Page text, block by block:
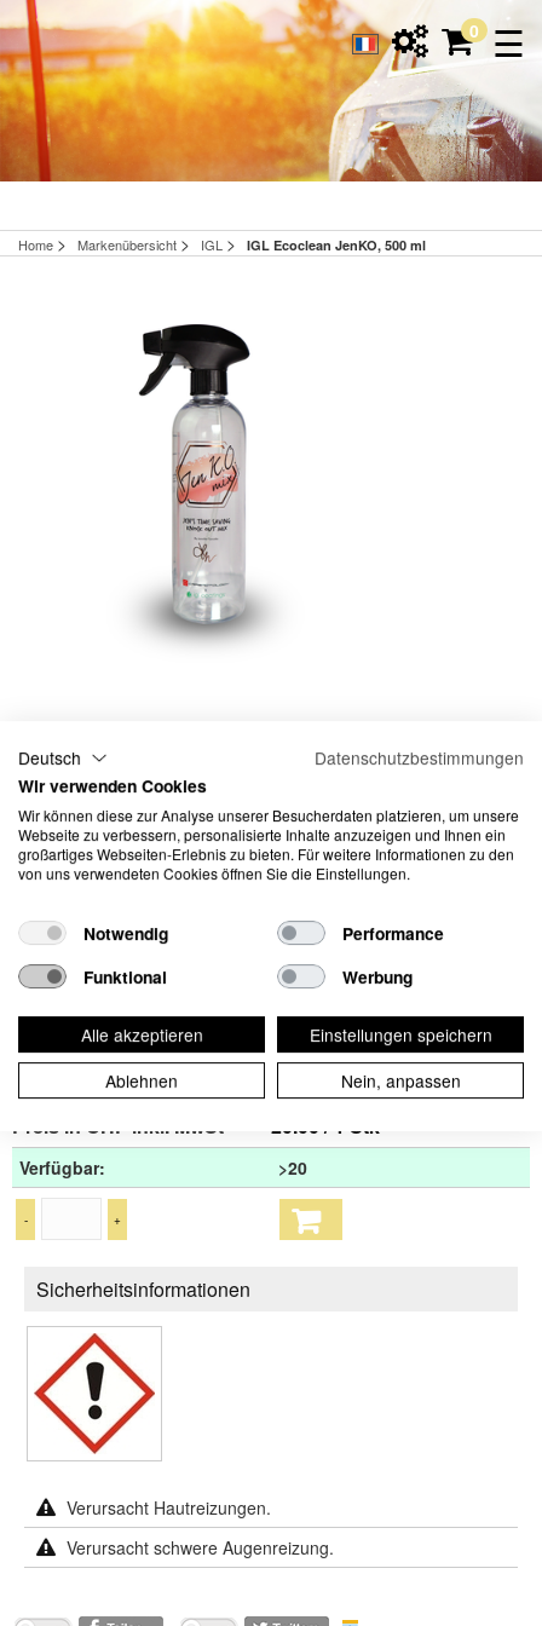
☰
0
Home > Markenübersicht > IGL > IGL Ecoclean JenKO, 500 ml
IGL Ecoclean JenKO, 500
ml
Jen's Knock-Out K.O. Mix wirkt auf fast jeder Oberfläche, um Ihre
wertvollen Besitztümer zu reinigen, zu glänzen und zu schützen.
Flecken und Verunreinigungen zu entfernen und gleichzeitig zu
schützen, um diesen Showroom Glanz zu geben. Schnell und
einfach in der Anwendung macht der Jen K.O. Mix die tägliche
Auspuff, Türverkleidungen, Embleme, Innentönung, Lacke,
Kunststoff, Gummi, Vinylfolien, matte Lacke und Motoren.
Artikel-Nr.: IC 7200.0500
Preis in CHF inkl. MwSt 20.00 / 1 Stk
Verfügbar: >20
- +
Sicherheitsinformationen
Verursacht Hautreizungen.
Verursacht schwere Augenreizung.
Deutsch
Datenschutzbestimmungen
Wir verwenden Cookies
Wir können diese zur Analyse unserer Besucherdaten platzieren, um unsere
Webseite zu verbessern, personalisierte Inhalte anzuzeigen und Ihnen ein
großartiges Webseiten-Erlebnis zu bieten. Für weitere Informationen zu den
von uns verwendeten Cookies öffnen Sie die Einstellungen.
Notwendig
Performance
Funktional
Werbung
Alle akzeptieren
Einstellungen speichern
Ablehnen
Nein, anpassen